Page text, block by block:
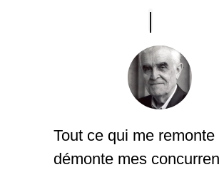
Tout ce qui me remonte
démonte mes